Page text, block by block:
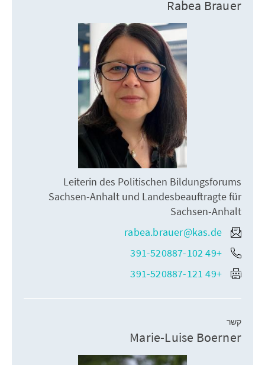
Rabea Brauer
Leiterin des Politischen Bildungsforums
Sachsen-Anhalt und Landesbeauftragte für
Sachsen-Anhalt
rabea.brauer@kas.de
+49 391-520887-102
+49 391-520887-121
קשר
Marie-Luise Boerner